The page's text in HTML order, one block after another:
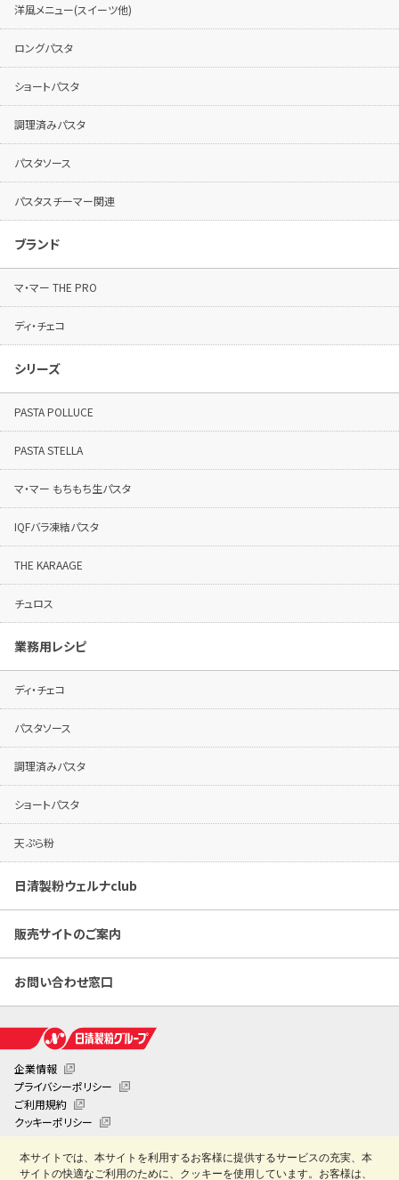
洋風メニュー(スイーツ他)
ロングパスタ
ショートパスタ
調理済みパスタ
パスタソース
パスタスチーマー関連
ブランド
マ・マー THE PRO
ディ・チェコ
シリーズ
PASTA POLLUCE
PASTA STELLA
マ・マー もちもち生パスタ
IQFバラ凍結パスタ
THE KARAAGE
チュロス
業務用レシピ
ディ・チェコ
パスタソース
調理済みパスタ
ショートパスタ
天ぷら粉
日清製粉ウェルナclub
販売サイトのご案内
お問い合わせ窓口
企業情報
プライバシーポリシー
ご利用規約
クッキーポリシー
日清製粉業務用お役立ちサイト「創・食Club」
本サイトでは、本サイトを利用するお客様に提供するサービスの充実、本
サイトの快適なご利用のために、クッキーを使用しています。お客様は、